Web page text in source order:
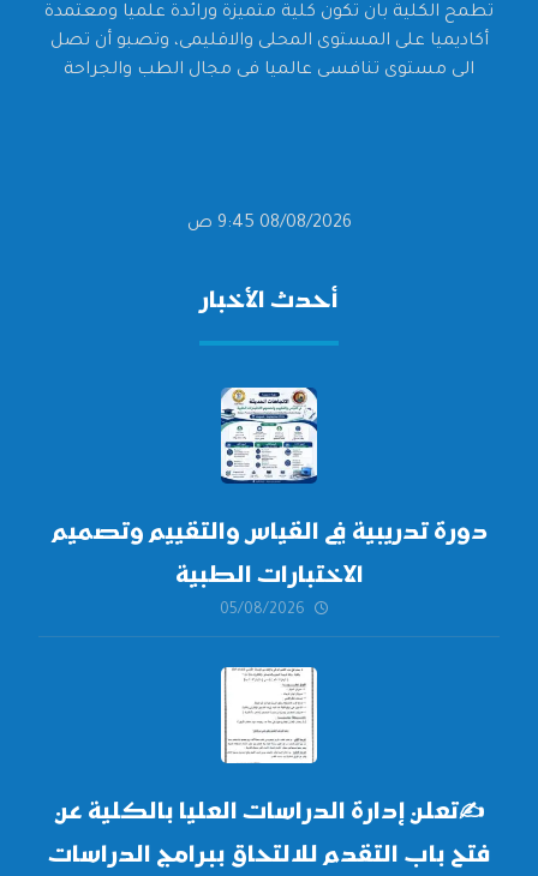
تطمح الكلية بان تكون كلية متميزة ورائدة علميا ومعتمدة
أكاديميا على المستوى المحلى والاقليمى، وتصبو أن تصل
الى مستوى تنافسى عالميا فى مجال الطب والجراحة
08/08/2026 9:45 ص
أحدث الأخبار
دورة تدريبية في القياس والتقييم وتصميم
الاختبارات الطبية
05/08/2026
✍تعلن إدارة الدراسات العليا بالكلية عن
فتح باب التقدم للالتحاق ببرامج الدراسات